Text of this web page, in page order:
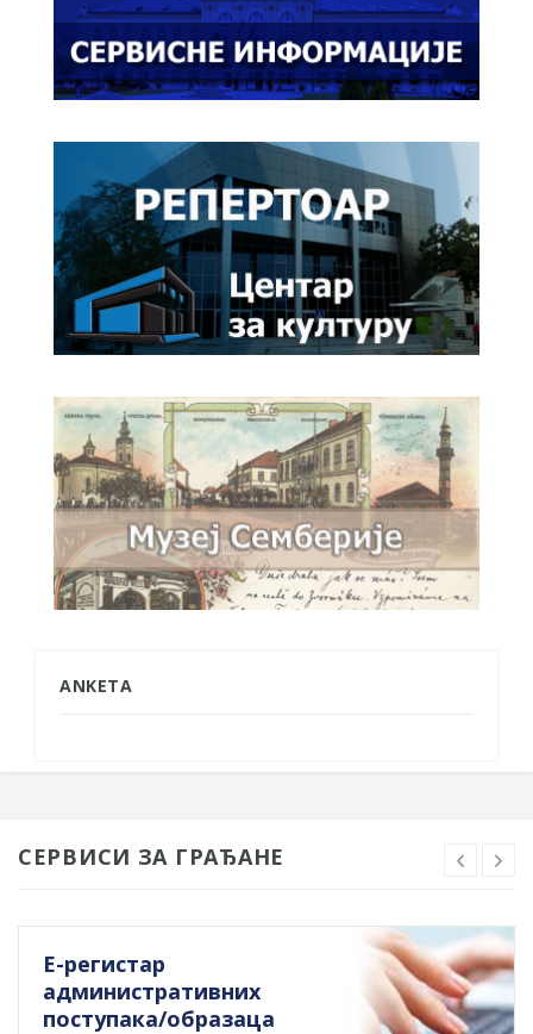
ANKETA
СЕРВИСИ ЗА ГРАЂАНЕ
Е-регистар
административних
поступака/образаца